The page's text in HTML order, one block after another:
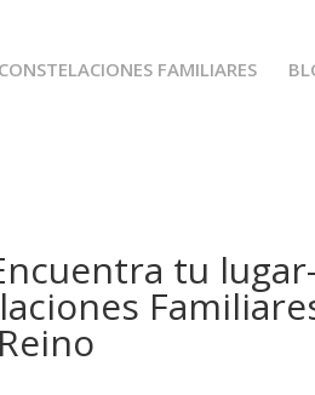
CONSTELACIONES FAMILIARES
tu lugar-